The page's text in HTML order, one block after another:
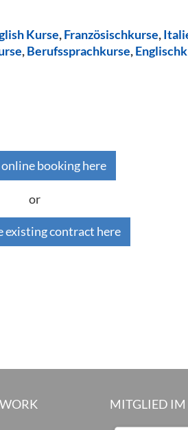
Kurse,Französischkurse,
,Berufssprachkurse,
booking here
or
existing contract here
MITGLIED IM